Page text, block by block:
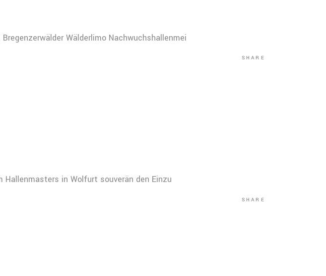
Wälderlimo Nachwuchshallenmei
SHARE
in Wolfurt souverän den Einzu
SHARE